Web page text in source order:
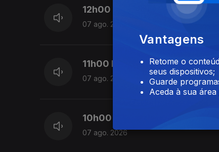
12h00 Edição Susana Lemos
07 ago. 2026
11h00 Edição Susana Lemos
07 ago. 2026
10h00 Edição Germano
07 ago. 2026
Vantagens
Retome o
seus dispositivos;
Guarde
Aceda à sua área